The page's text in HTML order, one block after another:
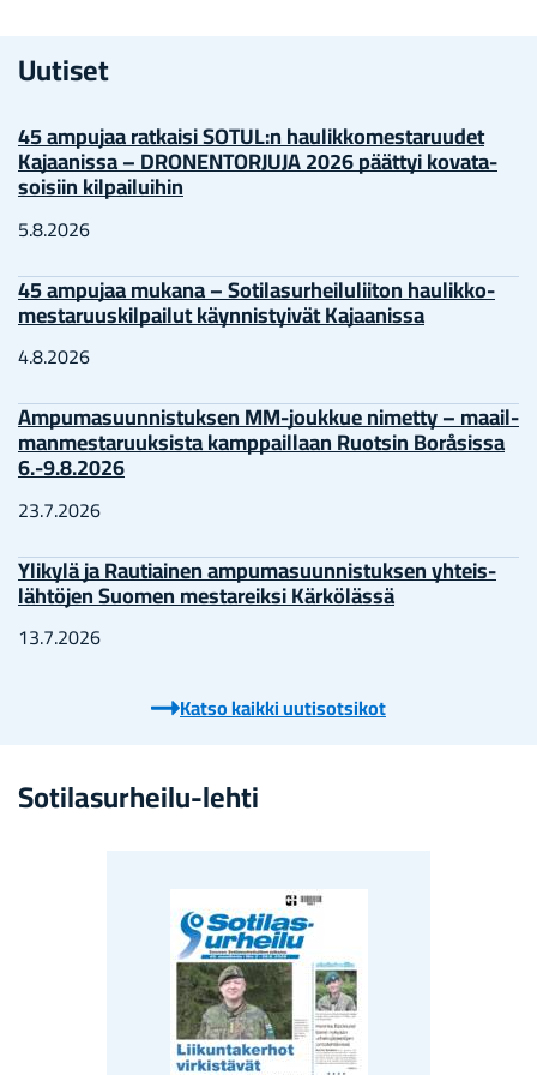
Uu­ti­set
45 am­pu­jaa rat­kai­si SOTUL:n hau­lik­ko­mes­ta­ruu­det
Ka­jaa­nis­sa – DRO­NEN­TOR­JU­JA 2026 päät­tyi ko­va­ta­
soi­siin kil­pai­lui­hin
5.8.2026
45 am­pu­jaa mu­ka­na – So­ti­la­sur­hei­lu­lii­ton hau­lik­ko­
mes­ta­ruus­kil­pai­lut käyn­nis­tyi­vät Ka­jaa­nis­sa
4.8.2026
Am­pu­ma­suun­nis­tuk­sen MM-​joukkue ni­met­ty – maa­il­
man­mes­ta­ruuk­sis­ta kamp­pail­laan Ruot­sin Boråsissa
6.-9.8.2026
23.7.2026
Yli­ky­lä ja Rau­tiai­nen am­pu­ma­suun­nis­tuk­sen yh­teis­
läh­tö­jen Suo­men mes­ta­reik­si Kär­kö­läs­sä
13.7.2026
Katso kaik­ki uu­ti­sot­si­kot
Sotilasurheilu-​lehti